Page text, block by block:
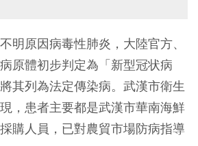
明原因病毒性肺炎，大陸官方、
原體初步判定為「新型冠状病
其列為法定傳染病。武漢市衛生
，患者主要都是武漢市華南海鮮
購人員，已對農貿市場防病指導